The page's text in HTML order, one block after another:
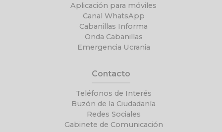
Aplicación para móviles
Canal WhatsApp
Cabanillas Informa
Onda Cabanillas
Emergencia Ucrania
Contacto
Teléfonos de Interés
Buzón de la Ciudadanía
Redes Sociales
Gabinete de Comunicación